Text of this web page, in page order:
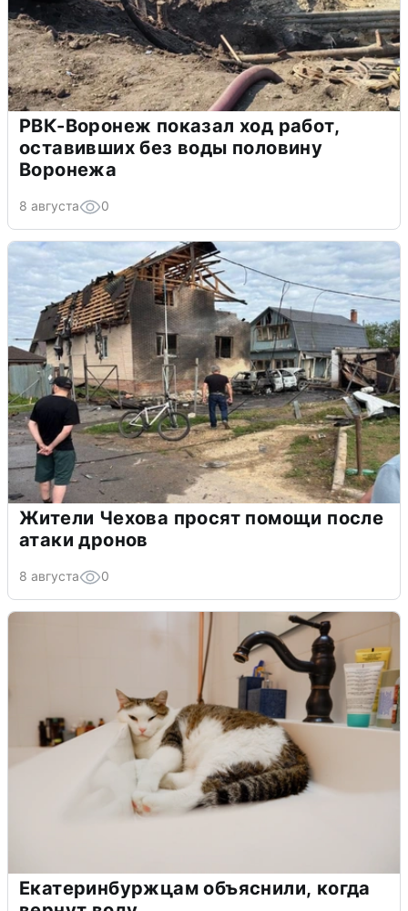
РВК-Воронеж показал ход работ,
оставивших без воды половину
Воронежа
8 августа 0
Жители Чехова просят помощи после
атаки дронов
8 августа 0
Екатеринбуржцам объяснили, когда